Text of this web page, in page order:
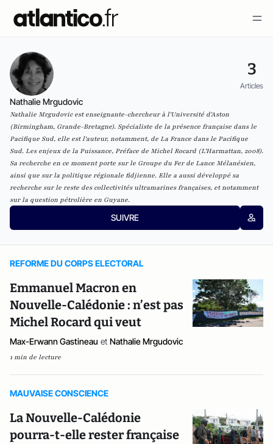
3
Articles
Nathalie Mrgudovic
Nathalie Mrgudovic est enseignante-chercheur à l'Université d'Aston
(Birmingham, Grande-Bretagne). Spécialiste de la présence française dans le
Pacifique Sud, elle est l'auteur, notamment, de La France dans le Pacifique
Sud. Les enjeux de la Puissance, Préface de Michel Rocard (L'Harmattan, 2008).
Sa recherche en ce moment porte sur le Groupe du Fer de Lance Mélanésien,
ainsi que sur la politique régionale fidjienne. Elle a aussi développé sa
recherche sur le reste des collectivités ultramarines françaises, et notamment
sur la question pétrolière en Guyane.
SUIVRE
REFORME DU CORPS ELECTORAL
Emmanuel Macron en
Nouvelle-Calédonie : n’est pas
Michel Rocard qui veut
Max-Erwann Gastineau et Nathalie Mrgudovic
1 min de lecture
MAUVAISE CONSCIENCE
La Nouvelle-Calédonie
pourra-t-elle rester française